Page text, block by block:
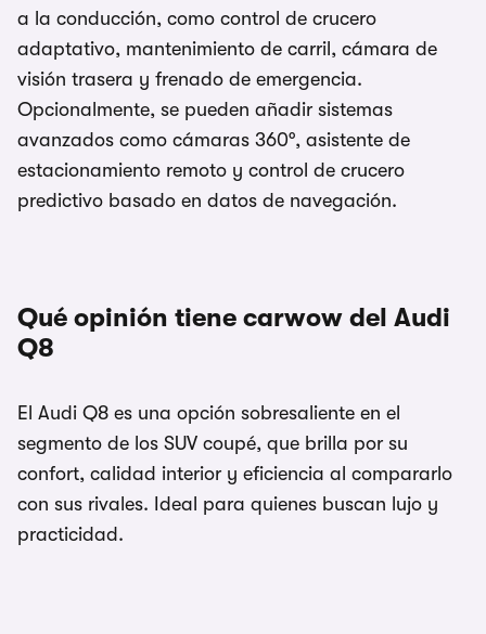
a la conducción, como control de crucero
adaptativo, mantenimiento de carril, cámara de
visión trasera y frenado de emergencia.
Opcionalmente, se pueden añadir sistemas
avanzados como cámaras 360°, asistente de
estacionamiento remoto y control de crucero
predictivo basado en datos de navegación.
Qué opinión tiene carwow del Audi
Q8
El Audi Q8 es una opción sobresaliente en el
segmento de los SUV coupé, que brilla por su
confort, calidad interior y eficiencia al compararlo
con sus rivales. Ideal para quienes buscan lujo y
practicidad.